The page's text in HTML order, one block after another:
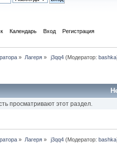
Календарь Вход Регистрация
» Лагеря» j3qq4(Модератор: bashka
просматривают этот раздел.
» Лагеря» j3qq4(Модератор: bashka